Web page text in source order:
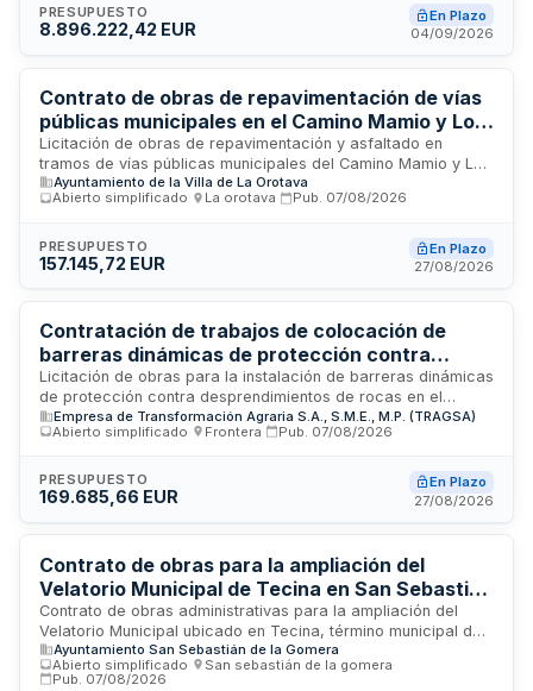
mediante procedimiento abierto sujeto a regulación
armonizada. El contrato incluye la ejecución completa de la
reposición de urbanización exterior si fuera alterada,
elaboración de informes previos sobre el estado de la
parcela y limpieza final hasta la entrega a los beneficiarios.
PRESUPUESTO
8.896.222,42 EUR
En Plazo
04/09/2026
Contrato de obras de repavimentación de vías
públicas municipales en el Camino Mamio y Los
Cominos
Licitación de obras de repavimentación y asfaltado en
tramos de vías públicas municipales del Camino Mamio y Los
Cominos. El contrato, tramitado mediante procedimiento
abierto simplificado, incluye la ejecución integral de trabajos
englobando gastos de seguridad y salud. Se destina a
garantizar el mantenimiento y mejora del firme en estas vías
prestación de servicios básicos.
Ayuntamiento de la Villa de La Orotava
Abierto simplificado
La orotava Pub. 07/08/2026
PRESUPUESTO
157.145,72 EUR
En Plazo
27/08/2026
Contratación de trabajos de colocación de
barreras dinámicas de protección contra
desprendimientos en El Hierro
Licitación de obras para la instalación de barreras dinámicas
de protección contra desprendimientos de rocas en el
camino de La Peña, en el municipio de Frontera en la isla de
El Hierro. Los trabajos incluyen el montaje de una barrera
barrera contra corriente de detritos, ubicados dentro de la
Reserva Natural Especial de Tibataje. La empresa
los trabajos bajo modalidad llave en mano, mientras que
Tragsa proporcionará los materiales principales como la
barrera dinámica, barrera contra detritos, anclajes y bulones
necesarios.
Empresa de Transformación Agraria S.A., S.M.E., M.P. (TRAGSA)
Abierto simplificado
Frontera Pub. 07/08/2026
PRESUPUESTO
169.685,66 EUR
En Plazo
27/08/2026
Contrato de obras para la ampliación del
Velatorio Municipal de Tecina en San Sebastián
de La Gomera
Contrato de obras administrativas para la ampliación del
Velatorio Municipal ubicado en Tecina, término municipal de
San Sebastián de La Gomera. El proyecto, diseñado por
Estudio Negrín y Suárez, S.L., comprende trabajos de
Ayuntamiento San Sebastián de la Gomera
Abierto simplificado
San sebastián de la gomera
Pub. 07/08/2026